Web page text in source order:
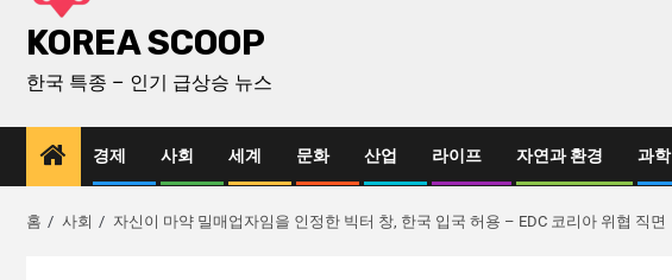
KOREA SCOOP
한국 특종 – 인기 급상승 뉴스
경제 사회 세계 문화 산업 라이프 자연과 환경 과학
홈 사회 자신이 마약 밀매업자임을 인정한 빅터 창, 한국 입국 허용 – EDC 코리아 위협 직면